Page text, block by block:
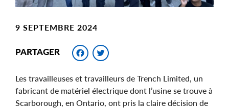
9 SEPTEMBRE 2024
PARTAGER Facebook
Les travailleuses et travailleurs de Trench Limited, un
fabricant de matériel électrique dont l’usine se trouve à
Scarborough, en Ontario, ont pris la claire décision de